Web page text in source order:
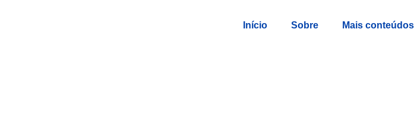
Início Sobre Mais conteúdos